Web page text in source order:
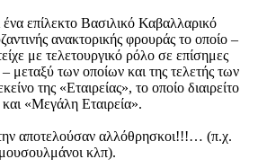
ένα επίλεκτο Βασιλικό Καβαλλαρικό
ανακτορικής φρουράς το οποίο –
με τελετουργικό ρόλο σε επίσημες
– μεταξύ των οποίων και της τελετής των
της «Εταιρείας», το οποίο διαιρείτο
«Μεγάλη Εταιρεία».
αποτελούσαν αλλόθρησκοι!!!… (π.χ.
κλπ).